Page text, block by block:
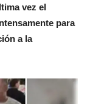
vez el
para
a la